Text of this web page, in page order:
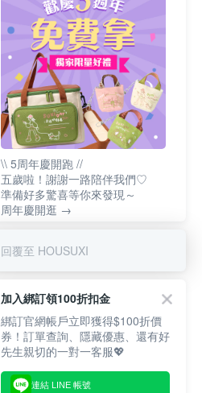
\\ 5周年慶開跑 //
五歲啦！謝謝一路陪伴我們♡
準備好多驚喜等你來發現～
周年慶開逛 →
回覆至 HOUSUXI
加入綁訂領100折扣金
綁訂官網帳戶立即獲得$100折價
券！訂單查詢、隱藏優惠、還有好
先生親切的一對一客服💖
連結 LINE 帳號